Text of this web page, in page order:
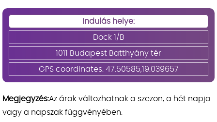
Indulás helye:
Dock 1/B
1011 Budapest Batthyány tér
GPS coordinates: 47.50585,19.039657
Megjegyzés:Az árak változhatnak a szezon, a hét napja
vagy a napszak függvényében.